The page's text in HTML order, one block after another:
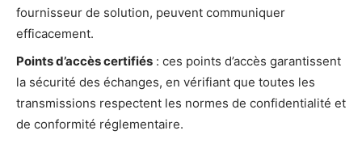
fournisseur de solution, peuvent communiquer
efficacement.
Points d’accès certifiés : ces points d’accès garantissent
la sécurité des échanges, en vérifiant que toutes les
transmissions respectent les normes de confidentialité et
de conformité réglementaire.